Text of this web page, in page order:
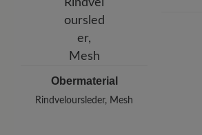
Obermaterial
Rindveloursleder, Mesh